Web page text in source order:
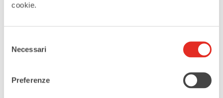
cookie.
delNecessari
Preferenze